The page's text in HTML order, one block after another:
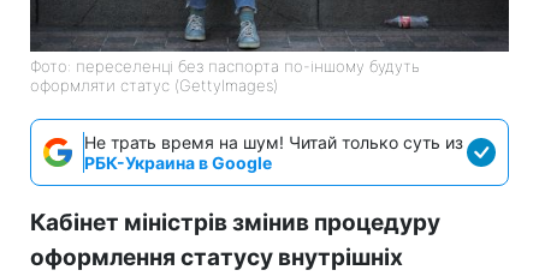
Фото: переселенці без паспорта по-іншому будуть
оформляти статус (GettyImages)
Не трать время на шум! Читай только суть из
РБК-Украина в Google
Кабінет міністрів змінив процедуру
оформлення статусу внутрішніх